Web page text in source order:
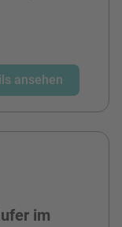
ansehen
im